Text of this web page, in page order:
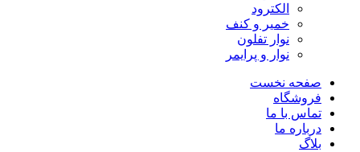
الکترود
خمیر و کنف
نوار تفلون
نوار و پرایمر
صفحه نخست
فروشگاه
تماس با ما
درباره ما
بلاگ